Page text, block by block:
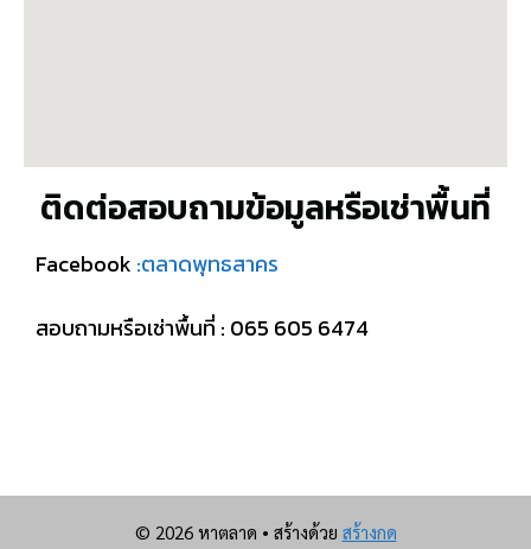
ติดต่อสอบถามข้อมูลหรือเช่าพื้นที่
Facebook :ตลาดพุทธสาคร
สอบถามหรือเช่าพื้นที่ : 065 605 6474
© 2026 หาตลาด • สร้างด้วย สร้างกด